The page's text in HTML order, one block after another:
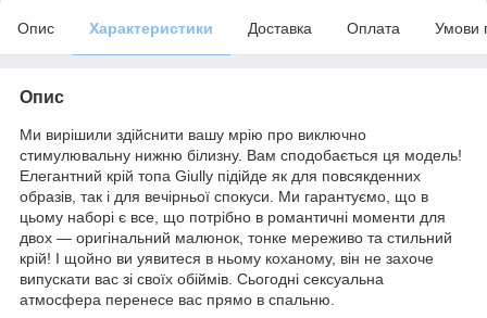
Опис Характеристики Доставка Оплата Умови
Опис
Ми вирішили здійснити вашу мрію про виключно
стимулювальну нижню білизну. Вам сподобається ця модель!
Елегантний крій топа Giully підійде як для повсякденних
образів, так і для вечірньої спокуси. Ми гарантуємо, що в
цьому наборі є все, що потрібно в романтичні моменти для
двох — оригінальний малюнок, тонке мереживо та стильний
крій! І щойно ви уявитеся в ньому коханому, він не захоче
випускати вас зі своїх обіймів. Сьогодні сексуальна
атмосфера перенесе вас прямо в спальню.